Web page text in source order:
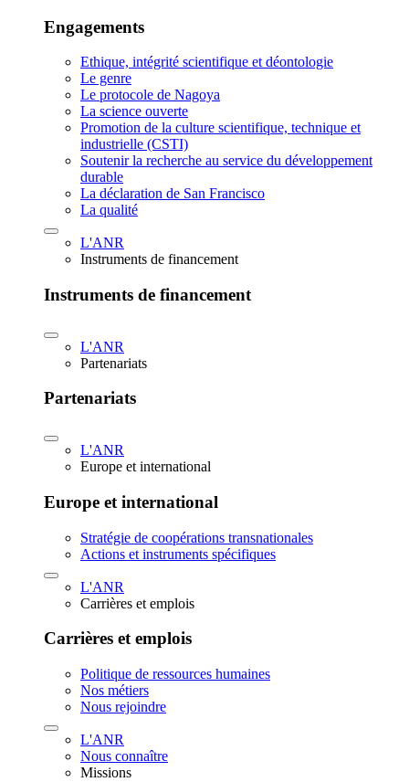
Engagements
Ethique, intégrité scientifique et déontologie
Le genre
Le protocole de Nagoya
La science ouverte
Promotion de la culture scientifique, technique et
industrielle (CSTI)
Soutenir la recherche au service du développement
durable
La déclaration de San Francisco
La qualité
L'ANR
Instruments de financement
Instruments de financement
L'ANR
Partenariats
Partenariats
L'ANR
Europe et international
Europe et international
Stratégie de coopérations transnationales
Actions et instruments spécifiques
L'ANR
Carrières et emplois
Carrières et emplois
Politique de ressources humaines
Nos métiers
Nous rejoindre
L'ANR
Nous connaître
Missions